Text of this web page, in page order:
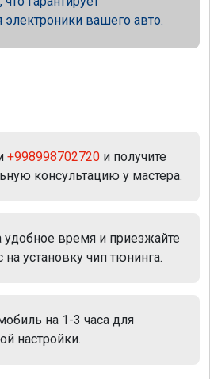
электроники вашего авто.
+998998702720 и получите
консультацию у мастера.
удобное время и приезжайте
установку чип тюнинга.
на 1-3 часа для
настройки.